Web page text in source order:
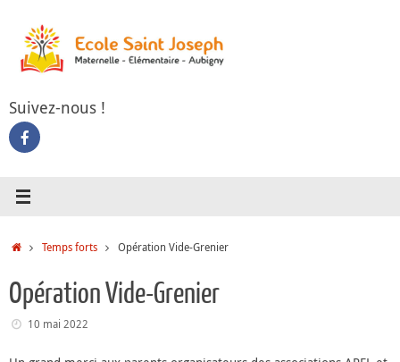
contenu
Suivez-nous !
AccueilTemps forts Opération Vide-Grenier
Opération Vide-Grenier
10 mai 2022